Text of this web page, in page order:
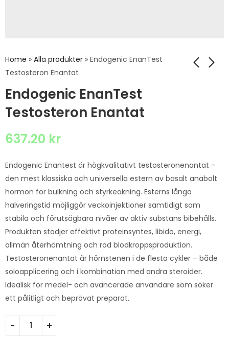
Home » Alla produkter » Endogenic EnanTest
Testosteron Enantat
Endogenic EnanTest
Testosteron Enantat
637.20 kr
Endogenic Enantest är högkvalitativt testosteronenantat –
den mest klassiska och universella estern av basalt anabolt
hormon för bulkning och styrkeökning. Esterns långa
halveringstid möjliggör veckoinjektioner samtidigt som
stabila och förutsägbara nivåer av aktiv substans bibehålls.
Produkten stödjer effektivt proteinsyntes, libido, energi,
allmän återhämtning och röd blodkroppsproduktion.
Testosteronenantat är hörnstenen i de flesta cykler – både
soloapplicering och i kombination med andra steroider.
Idealisk för medel- och avancerade användare som söker
ett pålitligt och beprövat preparat.